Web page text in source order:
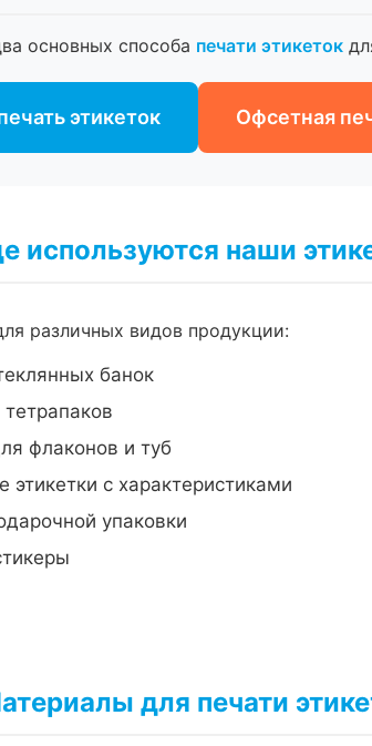
основных способа печати этикеток
этикеток Офсетная
используются наши
различных видов продукции:
банок
флаконов и туб
этикетки с характеристиками
упаковки
для печати